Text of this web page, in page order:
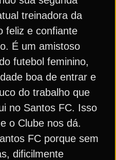
treinadora da
feliz e confiante
É um amistoso
futebol feminino,
boa de entrar e
do trabalho que
no Santos FC. Isso
o Clube nos dá.
FC porque sem
dificilmente